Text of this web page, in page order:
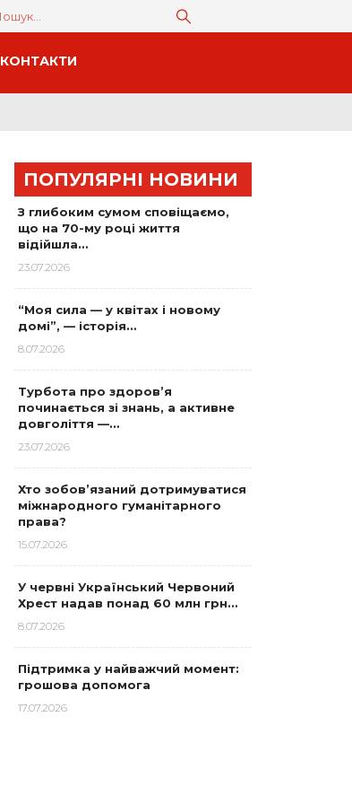
КОНТАКТИ
ПОПУЛЯРНІ НОВИНИ
З глибоким сумом сповіщаємо,
що на 70-му році життя
відійшла…
23.07.2026
“Моя сила — у квітах і новому
домі”, — історія…
8.07.2026
Турбота про здоров’я
починається зі знань, а активне
довголіття —…
23.07.2026
Хто зобов’язаний дотримуватися
міжнародного гуманітарного
права?
15.07.2026
У червні Український Червоний
Хрест надав понад 60 млн грн…
8.07.2026
Підтримка у найважчий момент:
грошова допомога
17.07.2026